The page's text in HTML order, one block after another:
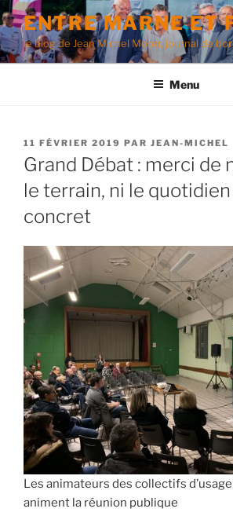
Aller
au
contenu
principal
ENTRE MARNE ET
le blog de Jean Michel Morer, journal de
Menu
PUBLIÉ
LE
11 FÉVRIER 2019 PAR JEAN-MICHEL
Grand Débat : merci de
le terrain, ni le
concret
Les animateurs des collectifs
animent la réunion publique